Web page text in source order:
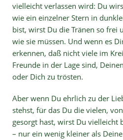
vielleicht verlassen wird: Du
wie ein einzelner Stern in
bist, wirst Du die Tränen so frei
wie sie müssen. Und wenn es
erkennen, daß nicht viele im
Freunde in der Lage sind,
oder Dich zu trösten.
Aber wenn Du ehrlich zu der
stehst, für das Du die vielen,
gesorgt hast, wirst Du vielleicht
– nur ein wenig kleiner als